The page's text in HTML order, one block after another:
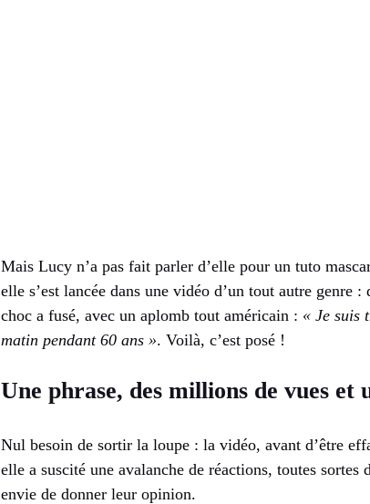
Mais Lucy n’a pas fait parler d’elle pour un tuto
elle s’est lancée dans une vidéo d’un tout autre
choc a fusé, avec un aplomb tout américain : « Je suis
matin pendant 60 ans ». Voilà, c’est posé !
Une phrase, des millions de vues et
Nul besoin de sortir la loupe : la vidéo, avant d’être
elle a suscité une avalanche de réactions, toutes
envie de donner leur opinion.